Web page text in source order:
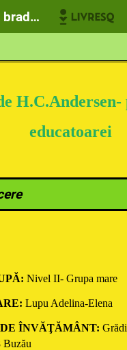
de
H.C.Andersen-
educatoarei
Nivel II- Grupa mare
Lupu Adelina-Elena
ÎNVĂŢĂMÂNT:
Buzău